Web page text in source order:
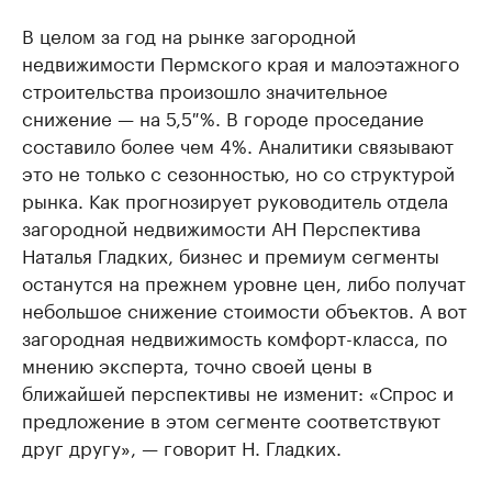
В целом за год на рынке загородной
недвижимости Пермского края и малоэтажного
строительства произошло значительное
снижение — на 5,5 %. В городе проседание
составило более чем 4%. Аналитики связывают
это не только с сезонностью, но со структурой
рынка. Как прогнозирует руководитель отдела
загородной недвижимости АН Перспектива
Наталья Гладких, бизнес и премиум сегменты
останутся на прежнем уровне цен, либо получат
небольшое снижение стоимости объектов. А вот
загородная недвижимость комфорт-класса, по
мнению эксперта, точно своей цены в
ближайшей перспективы не изменит: «Спрос и
предложение в этом сегменте соответствуют
друг другу», — говорит Н. Гладких.